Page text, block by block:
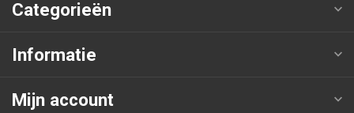
Categorieën
Informatie
Mijn account